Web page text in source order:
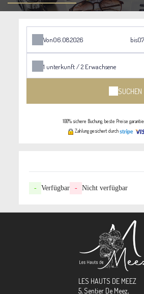
Von bis
1 unterkunft /2 Erwachsene
SUCHEN
100% sichere Buchung, beste Preise
Zahlung gesichert durch
- Verfügbar - Nicht verfügbar
LES HAUTS DE MEEZ
5, Sentier De Meez,